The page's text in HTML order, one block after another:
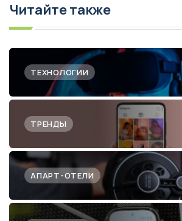
Читайте также
ТЕХНОЛОГИИ
ТРЕНДЫ
АПАРТ-ОТЕЛИ